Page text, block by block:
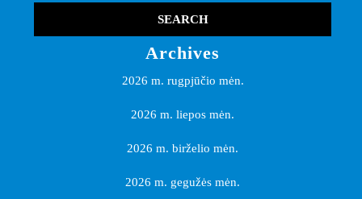
Archives
2026 m. rugpjūčio mėn.
2026 m. liepos mėn.
2026 m. birželio mėn.
2026 m. gegužės mėn.